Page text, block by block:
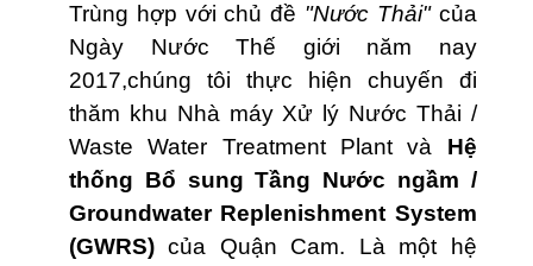
Trùng hợp với chủ đề "Nước Thải"của
Ngày Nước Thế giới năm nay
2017,chúng tôi thực hiện chuyến đi
thăm khu Nhà máy Xử lý Nước Thải /
Waste Water Treatment Plant và Hệ
thống Bổ sung Tầng Nước ngầm /
Groundwater Replenishment System
(GWRS) của Quận Cam. Là một hệ